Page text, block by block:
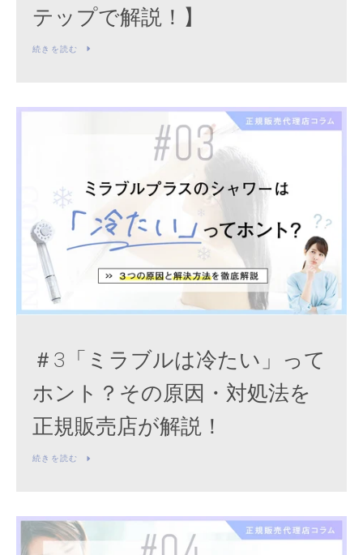
テップで解説！】
続きを読む
＃3「ミラブルは冷たい」って
ホント？その原因・対処法を
正規販売店が解説！
続きを読む